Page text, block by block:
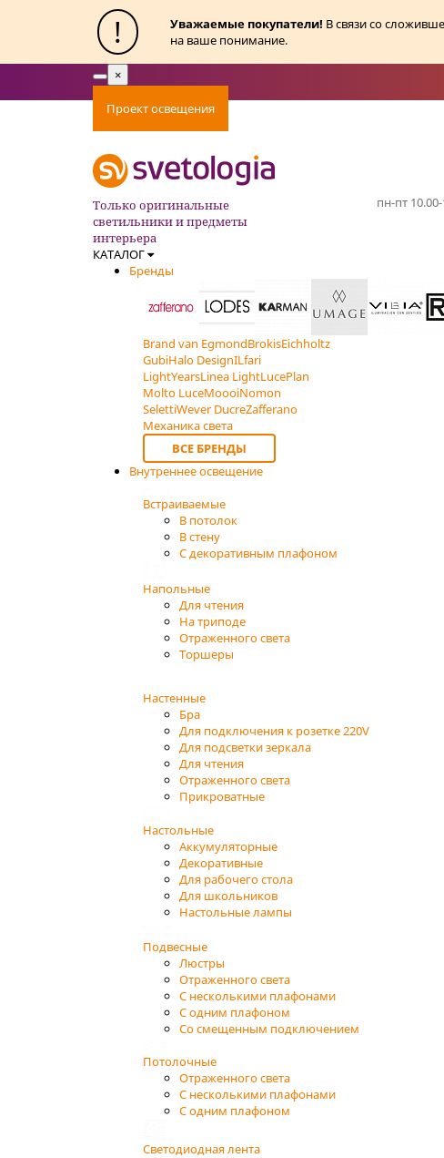
! Уважаемые покупатели! В связи со
на ваше понимание.
Toggle
×
Проект освещения
Только оригинальные
светильники и предметы
интерьера
пн-пт
КАТАЛОГ
Бренды
Brand van EgmondBrokisEichholtz
GubiHalo DesignILfari
LightYearsLinea LightLucePlan
Molto LuceMoooiNomon
SelettiWever DucreZafferano
Механика света
ВСЕ БРЕНДЫ
Внутреннее освещение
Встраиваемые
В потолок
В стену
С декоративным плафоном
Напольные
Для чтения
На триподе
Отраженного света
Торшеры
Настенные
Бра
Для подключения к розетке 220V
Для подсветки зеркала
Для чтения
Отраженного света
Прикроватные
Настольные
Аккумуляторные
Декоративные
Для рабочего стола
Для школьников
Настольные лампы
Подвесные
Люстры
Отраженного света
С несколькими плафонами
С одним плафоном
Со смещенным подключением
Потолочные
Отраженного света
С несколькими плафонами
С одним плафоном
Светодиодная лента